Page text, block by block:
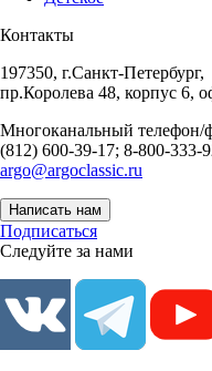
Контакты
197350, г.Санкт-Петербург,
пр.Королева 48, корпус 6,
Многоканальный телефон/
(812) 600-39-17; 8-800-333-
argo@argoclassic.ru
Написать нам
Подписаться
Следуйте за нами